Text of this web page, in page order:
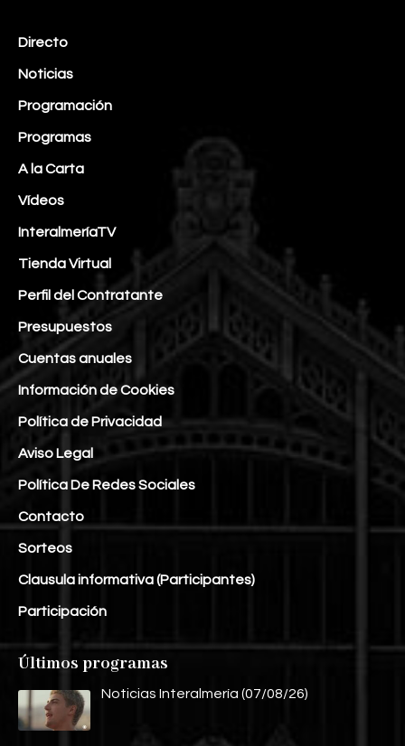
Directo
Noticias
Programación
Programas
A la Carta
Vídeos
InteralmeríaTV
Tienda Virtual
Perfil del Contratante
Presupuestos
Cuentas anuales
Información de Cookies
Política de Privacidad
Aviso Legal
Política De Redes Sociales
Contacto
Sorteos
Clausula informativa (Participantes)
Participación
Últimos programas
Noticias Interalmería (07/08/26)